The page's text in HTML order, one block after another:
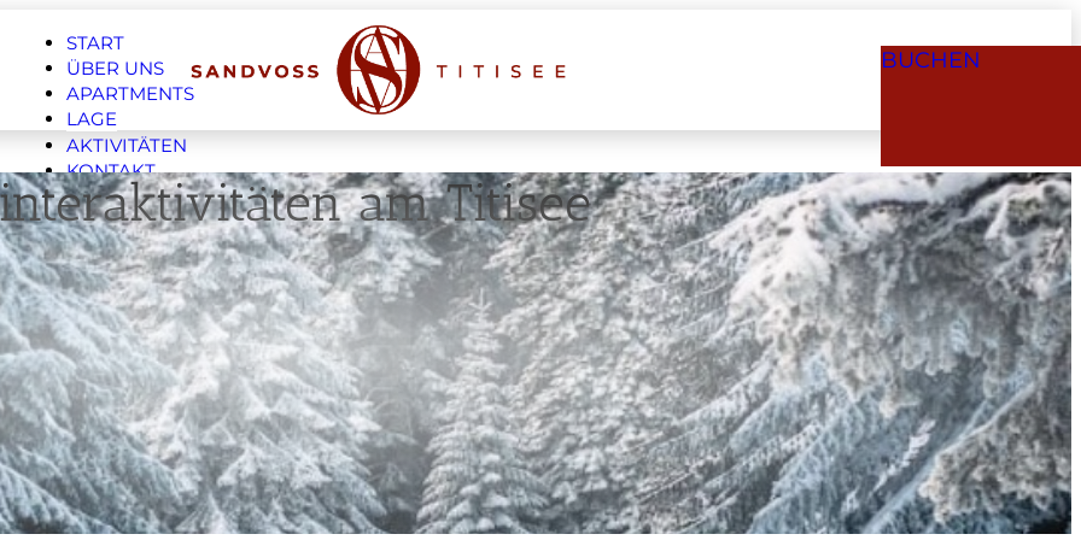
START
ÜBER UNS
APARTMENTS
LAGE
AKTIVITÄTEN
KONTAKT
BUCHEN
am Titisee